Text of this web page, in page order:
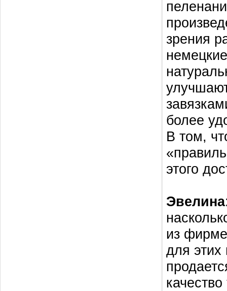
зрения
более
В том,
этого
Эвелина
из
для этих